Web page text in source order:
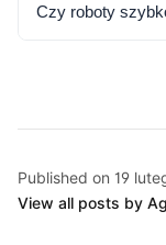
Czy roboty
Published on 19
View all posts by